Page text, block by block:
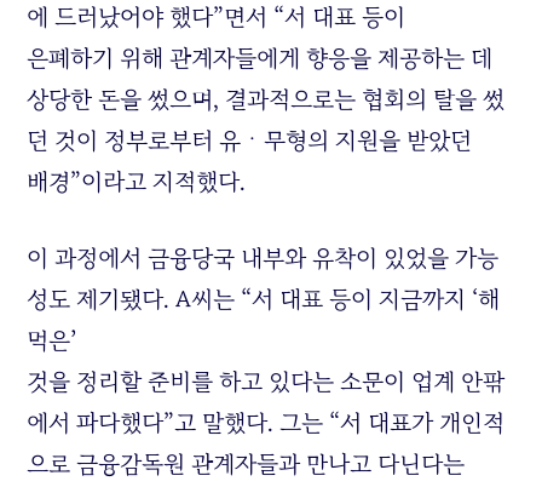
에 드러났어야 했다”면서 “서 대표 등이
은폐하기 위해 관계자들에게 향응을 제공하는 데
상당한 돈을 썼으며, 결과적으로는 협회의 탈을 썼
던 것이 정부로부터 유ㆍ무형의 지원을 받았던
배경”이라고 지적했다.
이 과정에서 금융당국 내부와 유착이 있었을 가능
성도 제기됐다. A씨는 “서 대표 등이 지금까지 ‘해
먹은’
것을 정리할 준비를 하고 있다는 소문이 업계 안팎
에서 파다했다”고 말했다. 그는 “서 대표가 개인적
으로 금융감독원 관계자들과 만나고 다닌다는